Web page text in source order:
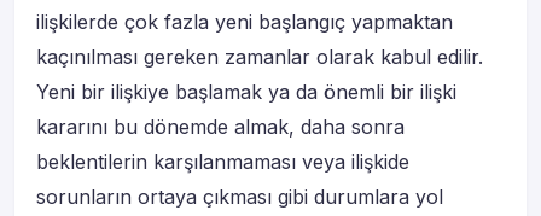
ilişkilerde çok fazla yeni başlangıç yapmaktan
kaçınılması gereken zamanlar olarak kabul edilir.
Yeni bir ilişkiye başlamak ya da önemli bir ilişki
kararını bu dönemde almak, daha sonra
beklentilerin karşılanmaması veya ilişkide
sorunların ortaya çıkması gibi durumlara yol